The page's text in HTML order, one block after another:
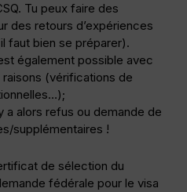
Tu peux faire des
des retours d’expériences
faut bien se préparer).
également possible avec
(vérifications de
a alors refus ou demande de
supplémentaires !
de sélection du
fédérale pour le visa